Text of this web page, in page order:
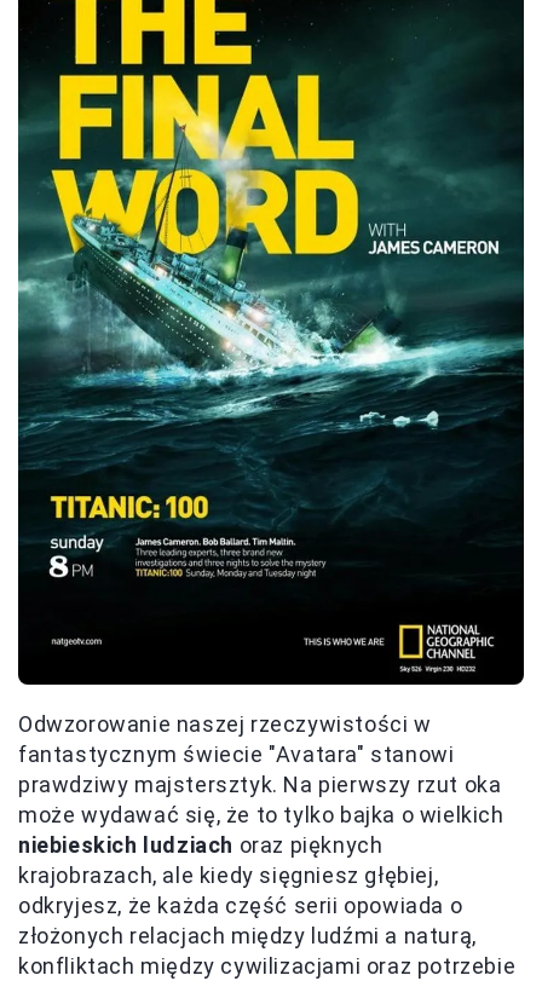
Odwzorowanie naszej rzeczywistości w
fantastycznym świecie "Avatara" stanowi
prawdziwy majstersztyk. Na pierwszy rzut oka
może wydawać się, że to tylko bajka o wielkich
niebieskich ludziach oraz pięknych
krajobrazach, ale kiedy sięgniesz głębiej,
odkryjesz, że każda część serii opowiada o
złożonych relacjach między ludźmi a naturą,
konfliktach między cywilizacjami oraz potrzebie